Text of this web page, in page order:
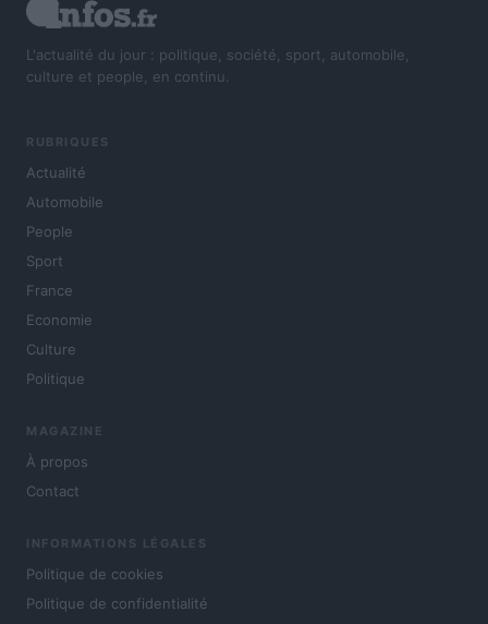
L'actualité du jour : politique, société, sport, automobile,
culture et people, en continu.
RUBRIQUES
Actualité
Automobile
People
Sport
France
Economie
Culture
Politique
MAGAZINE
À propos
Contact
INFORMATIONS LÉGALES
Politique de cookies
Politique de confidentialité